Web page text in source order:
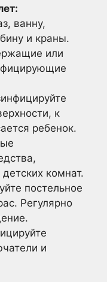
ванну,
и краны.
или
к
ребенок.
комнат.
постельное
Регулярно
и